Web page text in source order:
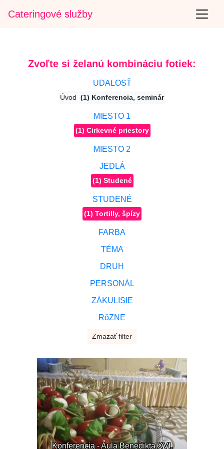
Cateringové služby
Zvoľte si želanú kombináciu fotiek:
UDALOSŤ
Úvod (1) Konferencia, seminár
MIESTO 1
(1) Cirkevné priestory
MIESTO 2
JEDLÁ
(1) Studené
STUDENÉ
(1) Tortilly, špízy
FARBA
TÉMA
DRUH
PERSONÁL
ZÁKULISIE
RôZNE
Zmazať filter
Konferencia - Aula Benedikta XVI.